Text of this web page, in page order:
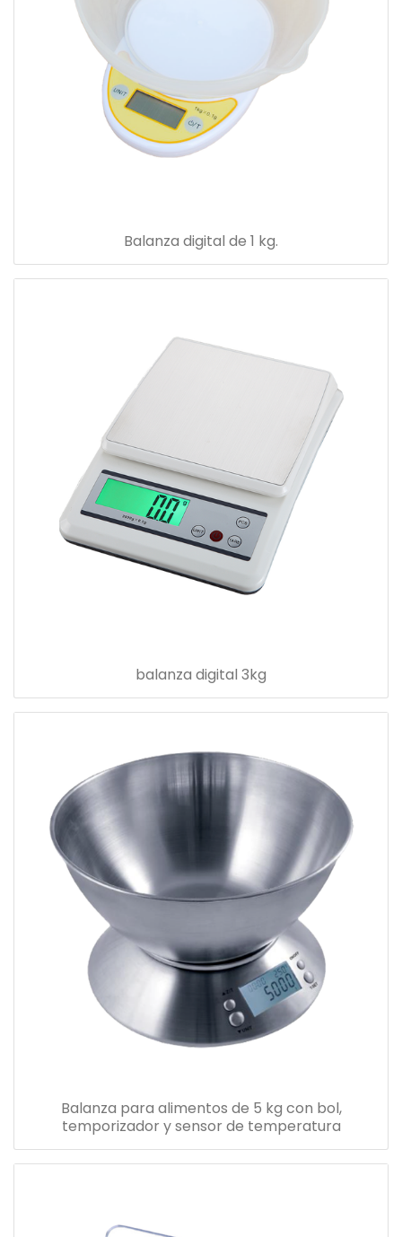
Balanza digital de 1 kg.
balanza digital 3kg
Balanza para alimentos de 5 kg con bol,
temporizador y sensor de temperatura